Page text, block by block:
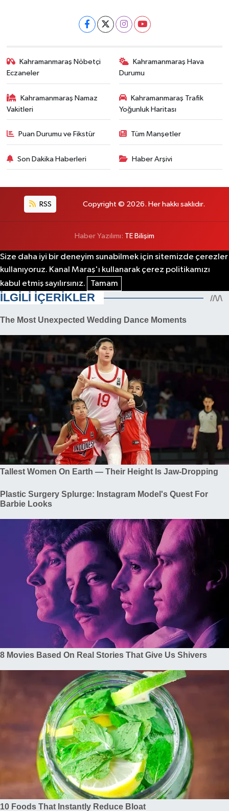
Kahramanmaraş Nöbetçi
Eczaneler
Kahramanmaraş Hava
Durumu
Kahramanmaraş Namaz
Vakitleri
Kahramanmaraş Trafik
Yoğunluk Haritası
Puan Durumu ve Fikstür Tüm Manşetler
Son Dakika Haberleri Haber Arşivi
RSS Copyright © 2026. Her hakkı saklıdır.
Haber Yazılımı: TE Bilişim
Size daha iyi bir deneyim sunabilmek için sitemizde çerezler
kullanıyoruz. Kanal Maraş'ı kullanarak çerez politikamızı
kabul etmiş sayılırsınız.
Tamam